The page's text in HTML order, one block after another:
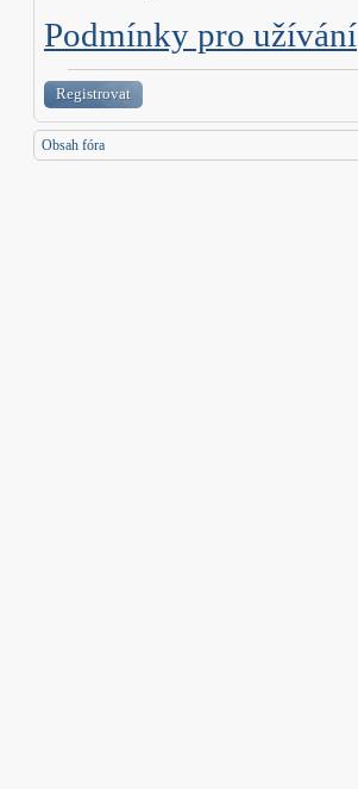
Podmínky pro užívání
Registrovat
Obsah fóra